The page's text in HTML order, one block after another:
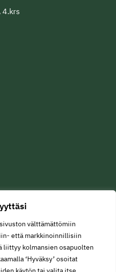
välttämättömiin
että markkinoinnillisiin
liittyy kolmansien osapuolten
‘Hyväksy’ osoitat
4.krs
reserved.